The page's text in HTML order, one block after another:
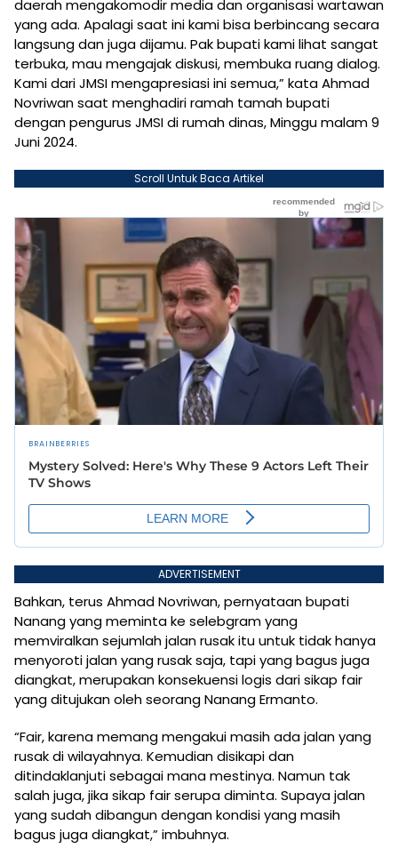
daerah mengakomodir media dan organisasi wartawan
yang ada. Apalagi saat ini kami bisa berbincang secara
langsung dan juga dijamu. Pak bupati kami lihat sangat
terbuka, mau mengajak diskusi, membuka ruang dialog.
Kami dari JMSI mengapresiasi ini semua,” kata Ahmad
Novriwan saat menghadiri ramah tamah bupati
dengan pengurus JMSI di rumah dinas, Minggu malam 9
Juni 2024.
Scroll Untuk Baca Artikel
ADVERTISEMENT
Bahkan, terus Ahmad Novriwan, pernyataan bupati
Nanang yang meminta ke selebgram yang
memviralkan sejumlah jalan rusak itu untuk tidak hanya
menyoroti jalan yang rusak saja, tapi yang bagus juga
diangkat, merupakan konsekuensi logis dari sikap fair
yang ditujukan oleh seorang Nanang Ermanto.
“Fair, karena memang mengakui masih ada jalan yang
rusak di wilayahnya. Kemudian disikapi dan
ditindaklanjuti sebagai mana mestinya. Namun tak
salah juga, jika sikap fair serupa diminta. Supaya jalan
yang sudah dibangun dengan kondisi yang masih
bagus juga diangkat,” imbuhnya.